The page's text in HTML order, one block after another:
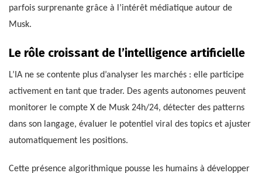
parfois surprenante grâce à l’intérêt médiatique autour de
Musk.
Le rôle croissant de l’intelligence artificielle
L’IA ne se contente plus d’analyser les marchés : elle participe
activement en tant que trader. Des agents autonomes peuvent
monitorer le compte X de Musk 24h/24, détecter des patterns
dans son langage, évaluer le potentiel viral des topics et ajuster
automatiquement les positions.
Cette présence algorithmique pousse les humains à développer